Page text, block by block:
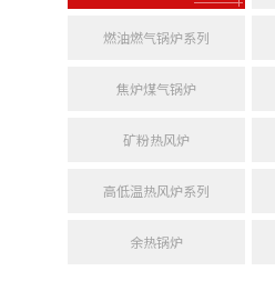
燃油燃气锅炉系列
焦炉煤气锅炉
矿粉热风炉
高低温热风炉系列
余热锅炉